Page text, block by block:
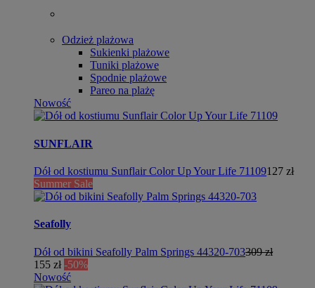
Odzież plażowa
Sukienki plażowe
Tuniki plażowe
Spodnie plażowe
Pareo na plażę
Nowość
SUNFLAIR
Dół od kostiumu Sunflair Color Up Your Life 71109127 zł
Summer Sale
Seafolly
Dół od bikini Seafolly Palm Springs 44320-703309 zł
155 zł -50%
Nowość